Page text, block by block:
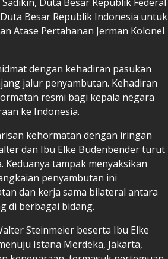
Besar Republik Indonesia untuk
Atase Pertahanan Jerman Kolonel
dengan kehadiran pasukan
jalur penyambutan. Kehadiran
resmi bagi kepala negara
ke Indonesia.
kehormatan dengan iringan
dan Ibu Elke Büdenbender turut
tampak menyaksikan
penyambutan ini
dan kerja sama bilateral antara
di berbagai bidang.
Steinmeier beserta Ibu Elke
Istana Merdeka, Jakarta,